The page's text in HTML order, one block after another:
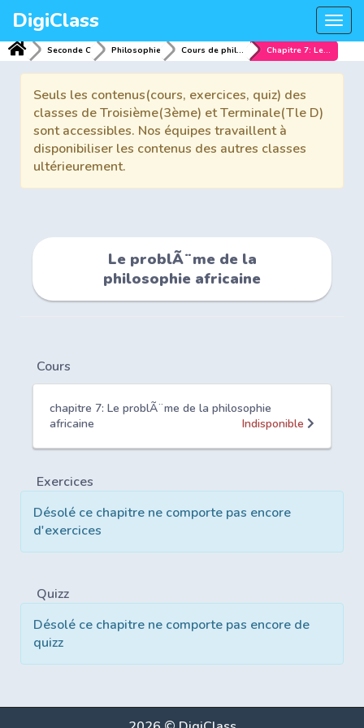
DigiClass
Seconde C Philosophie Cours de philosophie 2nd Chapitre 7: Le problÃ¨me de la philosophie africaine
Seuls les contenus(cours, exercices, quiz) des
classes de Troisième(3ème) et Terminale(Tle D)
sont accessibles. Nos équipes travaillent à
disponibiliser les contenus des autres classes
ultérieurement.
Le problÃ¨me de la
philosophie africaine
Cours
chapitre 7: Le problÃ¨me de la philosophie
africaine
Indisponible
Exercices
Désolé ce chapitre ne comporte pas encore
d'exercices
Quizz
Désolé ce chapitre ne comporte pas encore de
quizz